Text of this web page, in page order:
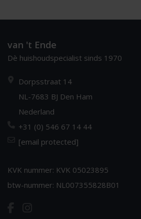
van 't Ende
Dè huishoudspecialist sinds 1970
Dorpsstraat 14
NL-7683 BJ Den Ham
Nederland
+31 (0) 546 67 14 44
[email protected]
KVK nummer: KVK 05023895
btw-nummer: NL007355828B01